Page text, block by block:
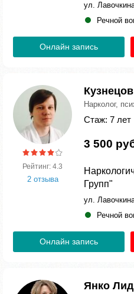
ул.
Речной
Онлайн запись
Рейтинг: 4.3
2 отзыва
Нарколог,
Стаж: 7 лет
3 500
Групп"
ул.
Речной
Онлайн запись
Янко